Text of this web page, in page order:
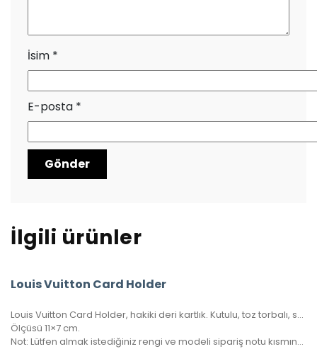
İsim *
E-posta *
İlgili ürünler
Louis Vuitton Card Holder
Louis Vuitton Card Holder, hakiki deri kartlık. Kutulu, toz torbalı, sertifikalı.
Ölçüsü 11×7 cm.
Not: Lütfen almak istediğiniz rengi ve modeli sipariş notu kısmında belirtiniz.